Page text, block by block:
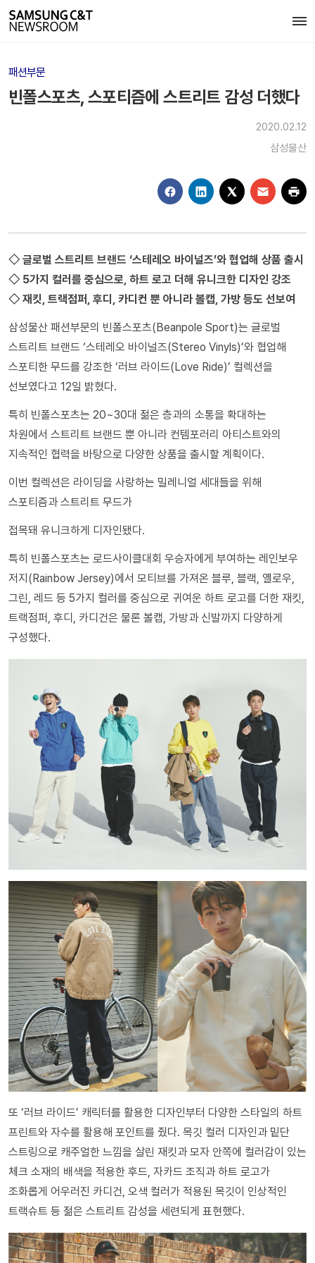
패션부문
빈폴스포츠, 스포티즘에 스트리트 감성 더했다
2020.02.12
삼성물산
◇ 글로벌 스트리트 브랜드 ‘스테레오 바이널즈’와 협업해 상품 출시
◇ 5가지 컬러를 중심으로, 하트 로고 더해 유니크한 디자인 강조
◇ 재킷, 트랙점퍼, 후디, 카디컨 뿐 아니라 볼캡, 가방 등도 선보여
삼성물산 패션부문의 빈폴스포츠(Beanpole Sport)는 글로벌
스트리트 브랜드 ‘스테레오 바이널즈(Stereo Vinyls)’와 협업해
스포티한 무드를 강조한 ‘러브 라이드(Love Ride)’ 컬렉션을
선보였다고 12일 밝혔다.
특히 빈폴스포츠는 20~30대 젊은 층과의 소통을 확대하는
차원에서 스트리트 브랜드 뿐 아니라 컨템포러리 아티스트와의
지속적인 협력을 바탕으로 다양한 상품을 출시할 계획이다.
이번 컬렉션은 라이딩을 사랑하는 밀레니얼 세대들을 위해
스포티즘과 스트리트 무드가
접목돼 유니크하게 디자인됐다.
특히 빈폴스포츠는 로드사이클대회 우승자에게 부여하는 레인보우
저지(Rainbow Jersey)에서 모티브를 가져온 블루, 블랙, 옐로우,
그린, 레드 등 5가지 컬러를 중심으로 귀여운 하트 로고를 더한 재킷,
트랙점퍼, 후디, 카디건은 물론 볼캡, 가방과 신발까지 다양하게
구성했다.
또 ‘러브 라이드’ 캐릭터를 활용한 디자인부터 다양한 스타일의 하트
프린트와 자수를 활용해 포인트를 줬다. 목깃 컬러 디자인과 밑단
스트링으로 캐주얼한 느낌을 살린 재킷과 모자 안쪽에 컬러감이 있는
체크 소재의 배색을 적용한 후드, 자카드 조직과 하트 로고가
조화롭게 어우러진 카디건, 오색 컬러가 적용된 목깃이 인상적인
트랙슈트 등 젊은 스트리트 감성을 세련되게 표현했다.